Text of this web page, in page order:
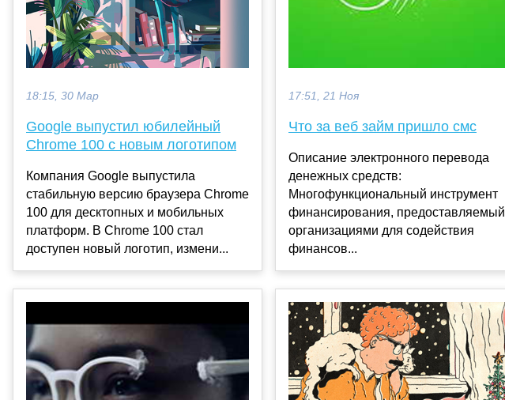
18:15, 30 Мар
Google выпустил юбилейный
Chrome 100 с новым логотипом
Компания Google выпустила
стабильную версию браузера Chrome
100 для десктопных и мобильных
платформ. В Chrome 100 стал
доступен новый логотип, измени...
17:51, 21 Ноя
Что за веб займ пришло смс
Описание электронного перевода
денежных средств:
Многофункциональный инструмент
финансирования, предоставляемый
организациями для содействия
финансов...